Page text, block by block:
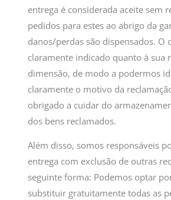
entrega é considerada aceite sem
pedidos para estes ao abrigo da
danos/perdas são dispensados. O
claramente indicado quanto à sua
dimensão, de modo a podermos
claramente o motivo da
obrigado a cuidar do
dos bens reclamados.
Além disso, somos responsáveis
entrega com exclusão de outras
seguinte forma: Podemos optar
substituir gratuitamente todas as